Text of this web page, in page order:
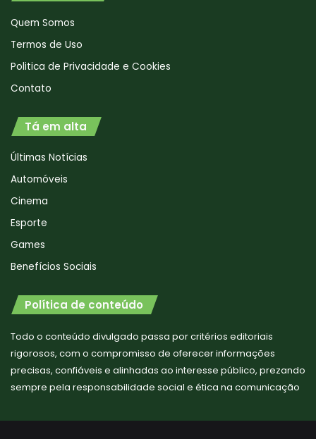
Quem Somos
Termos de Uso
Politica de Privacidade e Cookies
Contato
Tá em alta
Últimas Notícias
Automóveis
Cinema
Esporte
Games
Benefícios Sociais
Política de conteúdo
Todo o conteúdo divulgado passa por critérios editoriais
rigorosos, com o compromisso de oferecer informações
precisas, confiáveis e alinhadas ao interesse público, prezando
sempre pela responsabilidade social e ética na comunicação